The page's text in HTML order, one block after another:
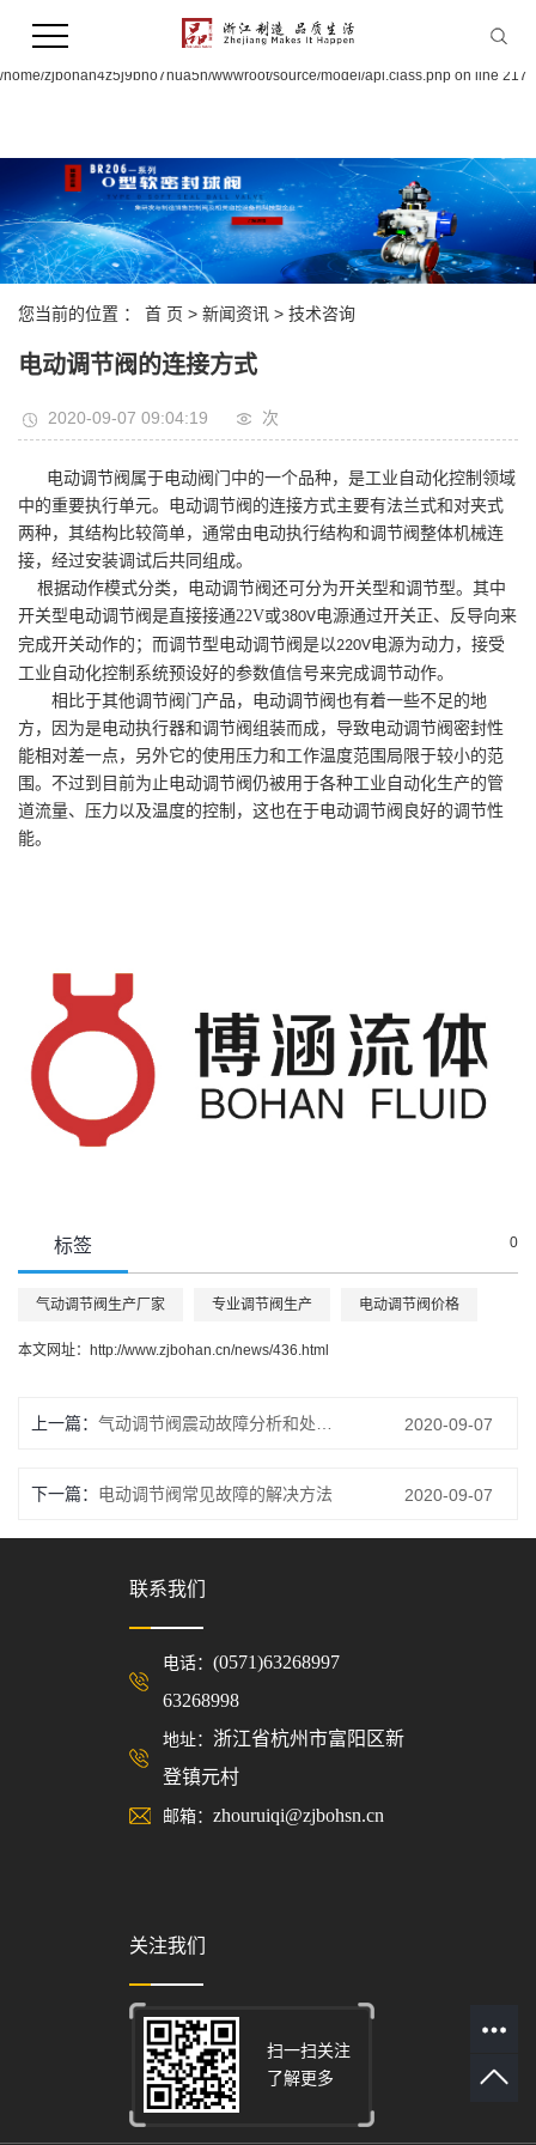
file_put_contents(/home/zjbohan4z5j9bno7hua5n/wwwroot/source/cache/
/home/zjbohan4z5j9bno7hua5n/wwwroot/source/model/api.class.php on line 217
您当前的位置 ： 首 页 > 新闻资讯 > 技术咨询
电动调节阀的连接方式
2020-09-07 09:04:19 次
电动调节阀属于电动阀门中的一个品种，是工业自动化控制领域
中的重要执行单元。电动调节阀的连接方式主要有法兰式和对夹式
两种，其结构比较简单，通常由电动执行结构和调节阀整体机械连
接，经过安装调试后共同组成。
根据动作模式分类，电动调节阀还可分为开关型和调节型。其中
开关型电动调节阀是直接接通22V或380V电源通过开关正、反导向来
完成开关动作的；而调节型电动调节阀是以220V电源为动力，接受
工业自动化控制系统预设好的参数值信号来完成调节动作。
相比于其他调节阀门产品，电动调节阀也有着一些不足的地
方，因为是电动执行器和调节阀组装而成，导致电动调节阀密封性
能相对差一点，另外它的使用压力和工作温度范围局限于较小的范
围。不过到目前为止电动调节阀仍被用于各种工业自动化生产的管
道流量、压力以及温度的控制，这也在于电动调节阀良好的调节性
能。
标签 0
气动调节阀生产厂家 专业调节阀生产 电动调节阀价格
本文网址： http://www.zjbohan.cn/news/436.html
上一篇： 2020-09-07
下一篇： 电动调节阀常见故障的解决方法 2020-09-07
联系我们
电话： (0571)63268997
63268998
地址： 浙江省杭州市富阳区新
登镇元村
邮箱： zhouruiqi@zjbohsn.cn
关注我们
扫一扫关注
了解更多